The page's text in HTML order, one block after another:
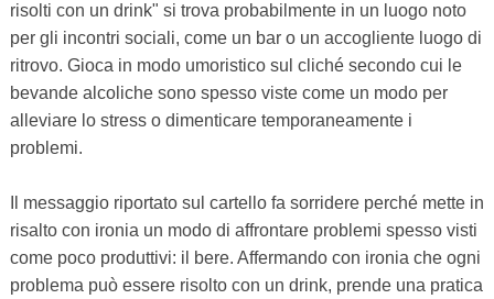
risolti con un drink" si trova probabilmente in un luogo noto
per gli incontri sociali, come un bar o un accogliente luogo di
ritrovo. Gioca in modo umoristico sul cliché secondo cui le
bevande alcoliche sono spesso viste come un modo per
alleviare lo stress o dimenticare temporaneamente i
problemi.
Il messaggio riportato sul cartello fa sorridere perché mette in
risalto con ironia un modo di affrontare problemi spesso visti
come poco produttivi: il bere. Affermando con ironia che ogni
problema può essere risolto con un drink, prende una pratica